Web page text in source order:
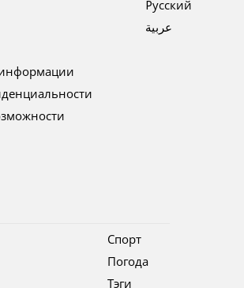
Pусский
عربية
Спорт
Погода
Тэги